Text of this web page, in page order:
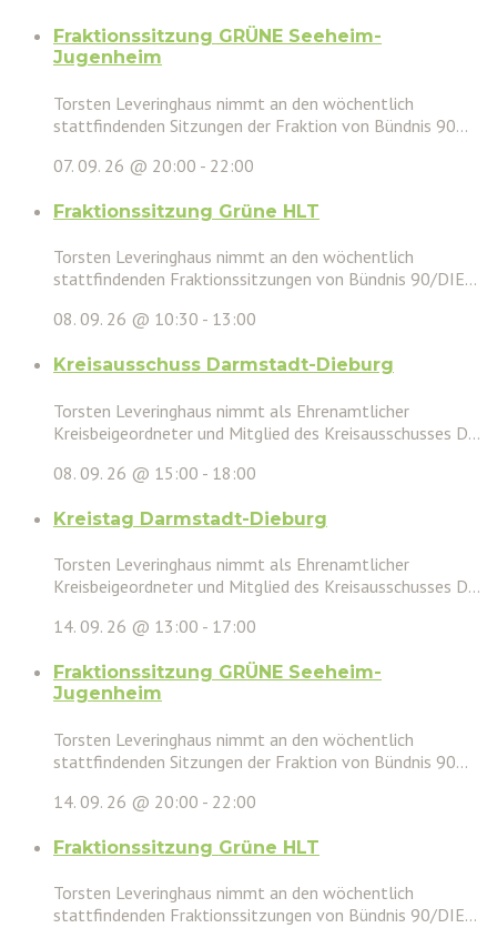
Fraktionssitzung GRÜNE Seeheim-
Jugenheim
Torsten Leveringhaus nimmt an den wöchentlich
stattfindenden Sitzungen der Fraktion von Bündnis 90...
07. 09. 26 @ 20:00 - 22:00
Fraktionssitzung Grüne HLT
Torsten Leveringhaus nimmt an den wöchentlich
stattfindenden Fraktionssitzungen von Bündnis 90/DIE...
08. 09. 26 @ 10:30 - 13:00
Kreisausschuss Darmstadt-Dieburg
Torsten Leveringhaus nimmt als Ehrenamtlicher
Kreisbeigeordneter und Mitglied des Kreisausschusses D...
08. 09. 26 @ 15:00 - 18:00
Kreistag Darmstadt-Dieburg
Torsten Leveringhaus nimmt als Ehrenamtlicher
Kreisbeigeordneter und Mitglied des Kreisausschusses D...
14. 09. 26 @ 13:00 - 17:00
Fraktionssitzung GRÜNE Seeheim-
Jugenheim
Torsten Leveringhaus nimmt an den wöchentlich
stattfindenden Sitzungen der Fraktion von Bündnis 90...
14. 09. 26 @ 20:00 - 22:00
Fraktionssitzung Grüne HLT
Torsten Leveringhaus nimmt an den wöchentlich
stattfindenden Fraktionssitzungen von Bündnis 90/DIE...